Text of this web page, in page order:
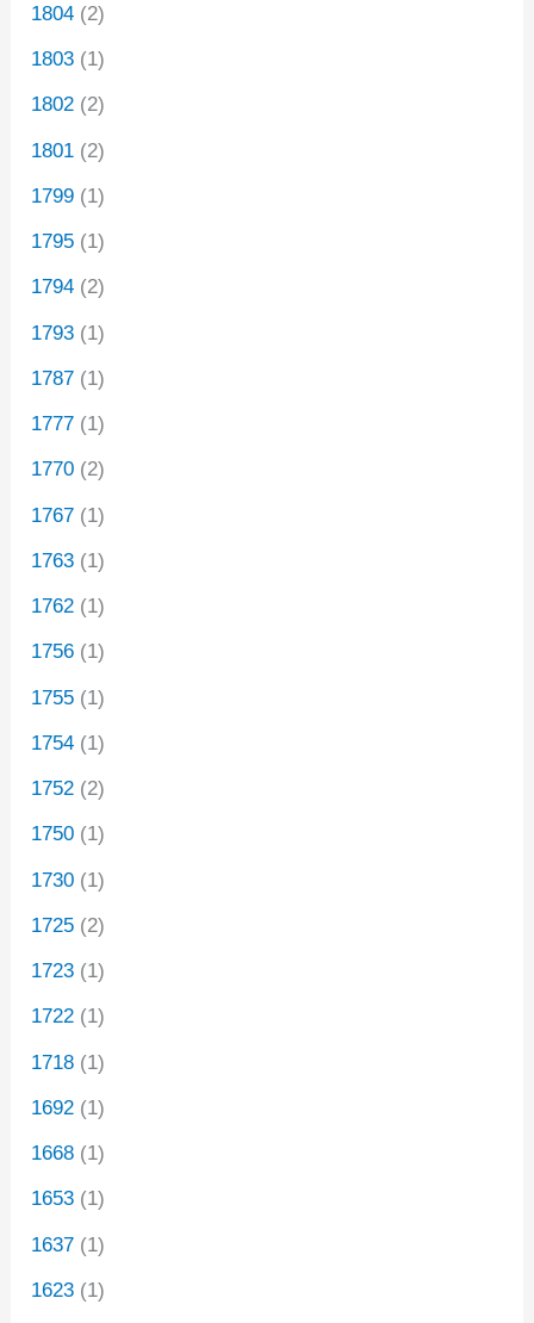
1804 (2)
1803 (1)
1802 (2)
1801 (2)
1799 (1)
1795 (1)
1794 (2)
1793 (1)
1787 (1)
1777 (1)
1770 (2)
1767 (1)
1763 (1)
1762 (1)
1756 (1)
1755 (1)
1754 (1)
1752 (2)
1750 (1)
1730 (1)
1725 (2)
1723 (1)
1722 (1)
1718 (1)
1692 (1)
1668 (1)
1653 (1)
1637 (1)
1623 (1)